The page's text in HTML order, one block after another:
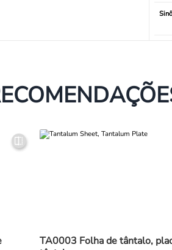
TA0003 Folha de tântalo,